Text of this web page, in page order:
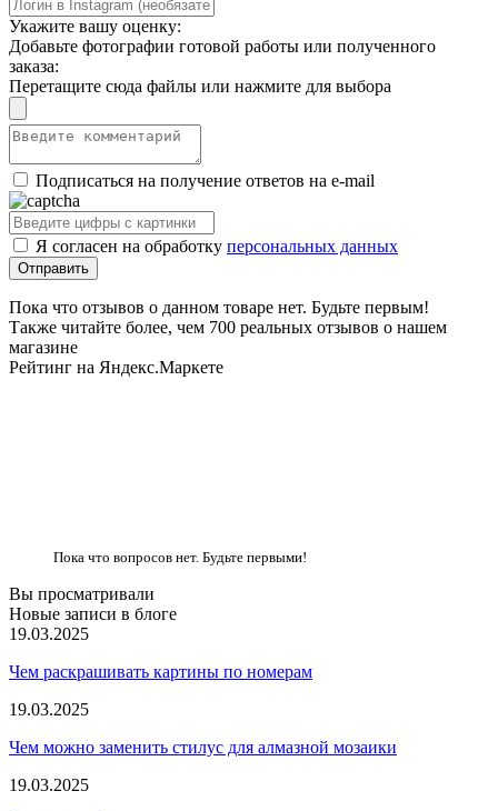
Укажите вашу оценку:
Добавьте фотографии готовой работы или полученного
заказа:
Перетащите сюда файлы или нажмите для выбора
Подписаться на получение ответов на e-mail
Я согласен на обработку персональных данных
Пока что отзывов о данном товаре нет. Будьте первым!
Также читайте более, чем 700 реальных отзывов о нашем
магазине
Рейтинг на Яндекс.Маркете
Пока что вопросов нет. Будьте первыми!
Вы просматривали
Новые записи в блоге
19.03.2025
Чем раскрашивать картины по номерам
19.03.2025
Чем можно заменить стилус для алмазной мозаики
19.03.2025